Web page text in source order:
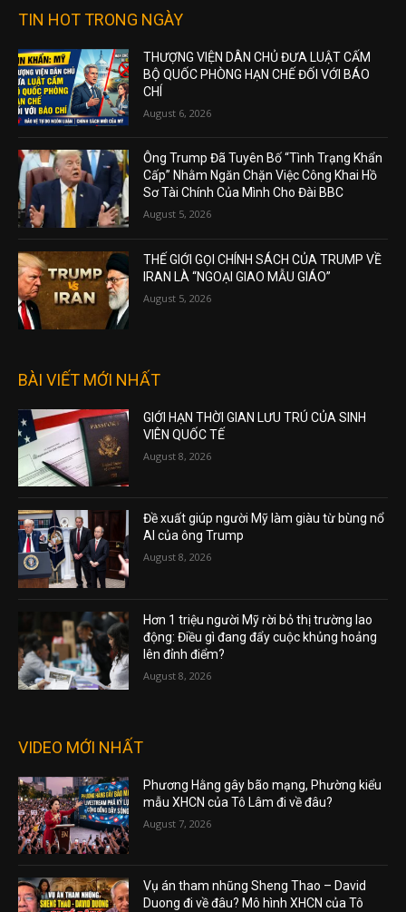
TIN HOT TRONG NGÀY
THƯỢNG VIỆN DÂN CHỦ ĐƯA LUẬT CẤM
BỘ QUỐC PHÒNG HẠN CHẾ ĐỐI VỚI BÁO
CHÍ
August 6, 2026
Ông Trump Đã Tuyên Bố “Tình Trạng Khẩn
Cấp” Nhằm Ngăn Chặn Việc Công Khai Hồ
Sơ Tài Chính Của Mình Cho Đài BBC
August 5, 2026
THẾ GIỚI GỌI CHÍNH SÁCH CỦA TRUMP VỀ
IRAN LÀ “NGOẠI GIAO MẪU GIÁO”
August 5, 2026
BÀI VIẾT MỚI NHẤT
GIỚI HẠN THỜI GIAN LƯU TRÚ CỦA SINH
VIÊN QUỐC TẾ
August 8, 2026
Đề xuất giúp người Mỹ làm giàu từ bùng nổ
AI của ông Trump
August 8, 2026
Hơn 1 triệu người Mỹ rời bỏ thị trường lao
động: Điều gì đang đẩy cuộc khủng hoảng
lên đỉnh điểm?
August 8, 2026
VIDEO MỚI NHẤT
Phương Hằng gây bão mạng, Phường kiểu
mẫu XHCN của Tô Lâm đi về đâu?
August 7, 2026
Vụ án tham nhũng Sheng Thao – David
Duong đi về đâu? Mô hình XHCN của Tô